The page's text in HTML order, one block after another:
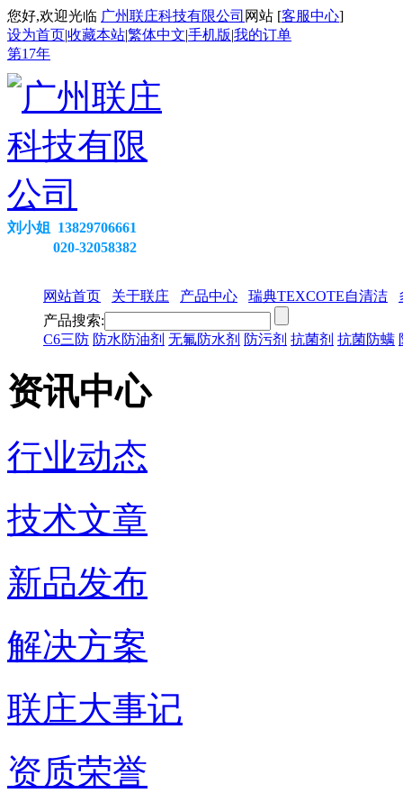
您好,欢迎光临 广州联庄科技有限公司 网站 [客服中心]
设为首页|收藏本站|繁体中文|手机版|我的订单
第17年
刘小姐 13829706661
020-32058382
网站首页 关于联庄 产品中心 瑞典TEXCOTE自清洁
产品搜索:
C6三防 防水防油剂 无氟防水剂 防污剂 抗菌剂 抗菌防螨
资讯中心
行业动态
技术文章
新品发布
解决方案
联庄大事记
资质荣誉